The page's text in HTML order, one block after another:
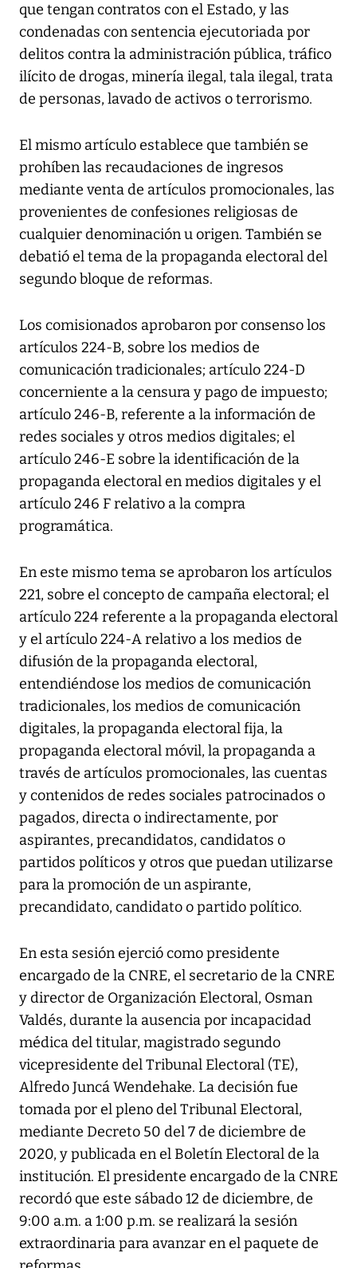
que tengan contratos con el Estado, y las
condenadas con sentencia ejecutoriada por
delitos contra la administración pública, tráfico
ilícito de drogas, minería ilegal, tala ilegal, trata
de personas, lavado de activos o terrorismo.
El mismo artículo establece que también se
prohíben las recaudaciones de ingresos
mediante venta de artículos promocionales, las
provenientes de confesiones religiosas de
cualquier denominación u origen. También se
debatió el tema de la propaganda electoral del
segundo bloque de reformas.
Los comisionados aprobaron por consenso los
artículos 224-B, sobre los medios de
comunicación tradicionales; artículo 224-D
concerniente a la censura y pago de impuesto;
artículo 246-B, referente a la información de
redes sociales y otros medios digitales; el
artículo 246-E sobre la identificación de la
propaganda electoral en medios digitales y el
artículo 246 F relativo a la compra
programática.
En este mismo tema se aprobaron los artículos
221, sobre el concepto de campaña electoral; el
artículo 224 referente a la propaganda electoral
y el artículo 224-A relativo a los medios de
difusión de la propaganda electoral,
entendiéndose los medios de comunicación
tradicionales, los medios de comunicación
digitales, la propaganda electoral fija, la
propaganda electoral móvil, la propaganda a
través de artículos promocionales, las cuentas
y contenidos de redes sociales patrocinados o
pagados, directa o indirectamente, por
aspirantes, precandidatos, candidatos o
partidos políticos y otros que puedan utilizarse
para la promoción de un aspirante,
precandidato, candidato o partido político.
En esta sesión ejerció como presidente
encargado de la CNRE, el secretario de la CNRE
y director de Organización Electoral, Osman
Valdés, durante la ausencia por incapacidad
médica del titular, magistrado segundo
vicepresidente del Tribunal Electoral (TE),
Alfredo Juncá Wendehake. La decisión fue
tomada por el pleno del Tribunal Electoral,
mediante Decreto 50 del 7 de diciembre de
2020, y publicada en el Boletín Electoral de la
institución. El presidente encargado de la CNRE
recordó que este sábado 12 de diciembre, de
9:00 a.m. a 1:00 p.m. se realizará la sesión
extraordinaria para avanzar en el paquete de